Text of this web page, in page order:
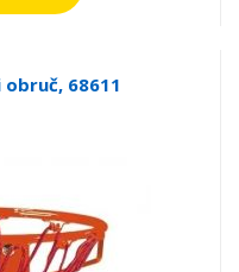
obruč, 68611